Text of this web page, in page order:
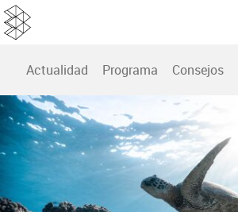
Actualidad Programa Consejos